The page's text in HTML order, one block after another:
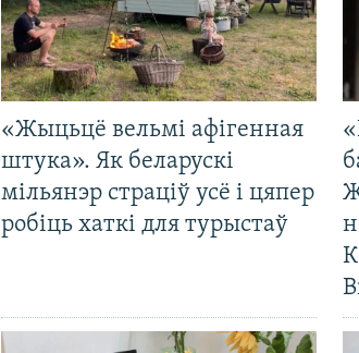
«Жыцьцё вельмі афігенная
штука». Як беларускі
мільянэр страціў усё і цяпер
робіць хаткі для турыстаў